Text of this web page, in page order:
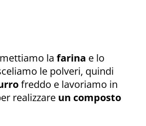
la farina e lo
le polveri, quindi
freddo e lavoriamo in
realizzare un composto